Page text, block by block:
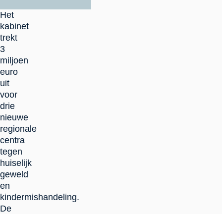
Het
kabinet
trekt
3
miljoen
euro
uit
voor
drie
nieuwe
regionale
centra
tegen
huiselijk
geweld
en
kindermishandeling.
De